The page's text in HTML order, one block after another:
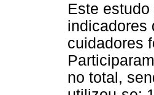
Este
indicadores
cuidadores
no total,